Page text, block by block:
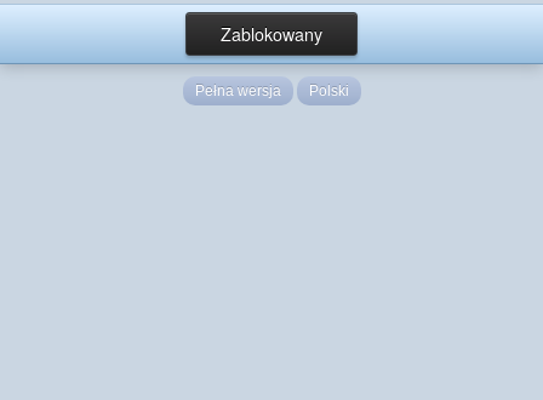
Zablokowany
Pełna wersja Polski